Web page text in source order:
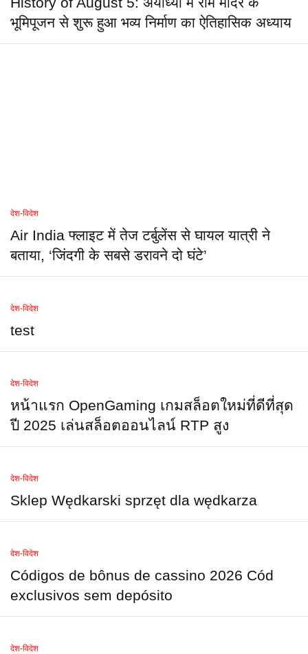
भूमिपूजन से शुरू हुआ भव्य निर्माण का ऐतिहासिक अध्याय
देश-विदेश
Air India फ्लाइट में तेज टर्बुलेंस से घायल यात्री ने
बताया, ‘जिंदगी के सबसे डरावने दो घंटे’
देश-विदेश
test
देश-विदेश
หน้าแรก OpenGaming เกมสล็อตใหม่ที่ดีที่สุด
ปี 2025 เล่นสล็อตออนไลน์ RTP สูง
देश-विदेश
Sklep Wędkarski sprzęt dla wędkarza
देश-विदेश
Códigos de bônus de cassino 2026 Cód
exclusivos sem depósito
देश-विदेश